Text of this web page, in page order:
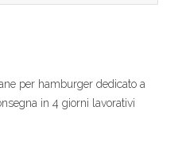
per hamburger dedicato a
in 4 giorni lavorativi